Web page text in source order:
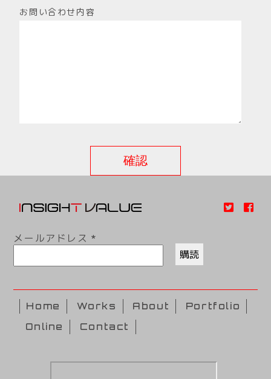
お問い合わせ内容
メールアドレス*
Home Works About
Portfolio
Online
Contact